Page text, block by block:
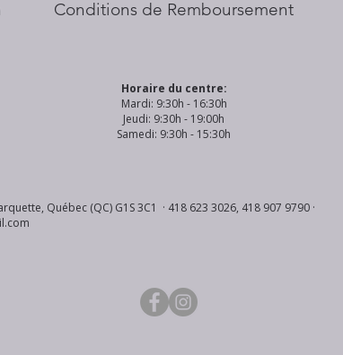
Conditions de Remboursement
Horaire du centre:
Mardi: 9:30h - 16:30h
Jeudi: 9:30h - 19:00h
Samedi: 9:30h - 15:30h
Québec (QC) G1S 3C1 · 418 623 3026, 418 907 9790 ·